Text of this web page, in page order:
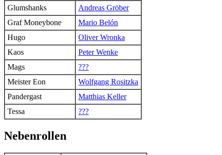
Glumshanks
Andreas Gröber
Graf Moneybone
Mario Belón
Hugo
Oliver Wronka
Kaos
Peter Wenke
Mags
???
Meister Eon
Wolfgang Rositzka
Pandergast
Matthias Keller
Tessa
???
Nebenrollen